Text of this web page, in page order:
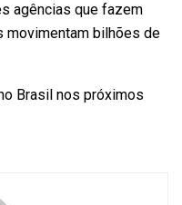
agências que fazem
movimentam bilhões de
Brasil nos próximos